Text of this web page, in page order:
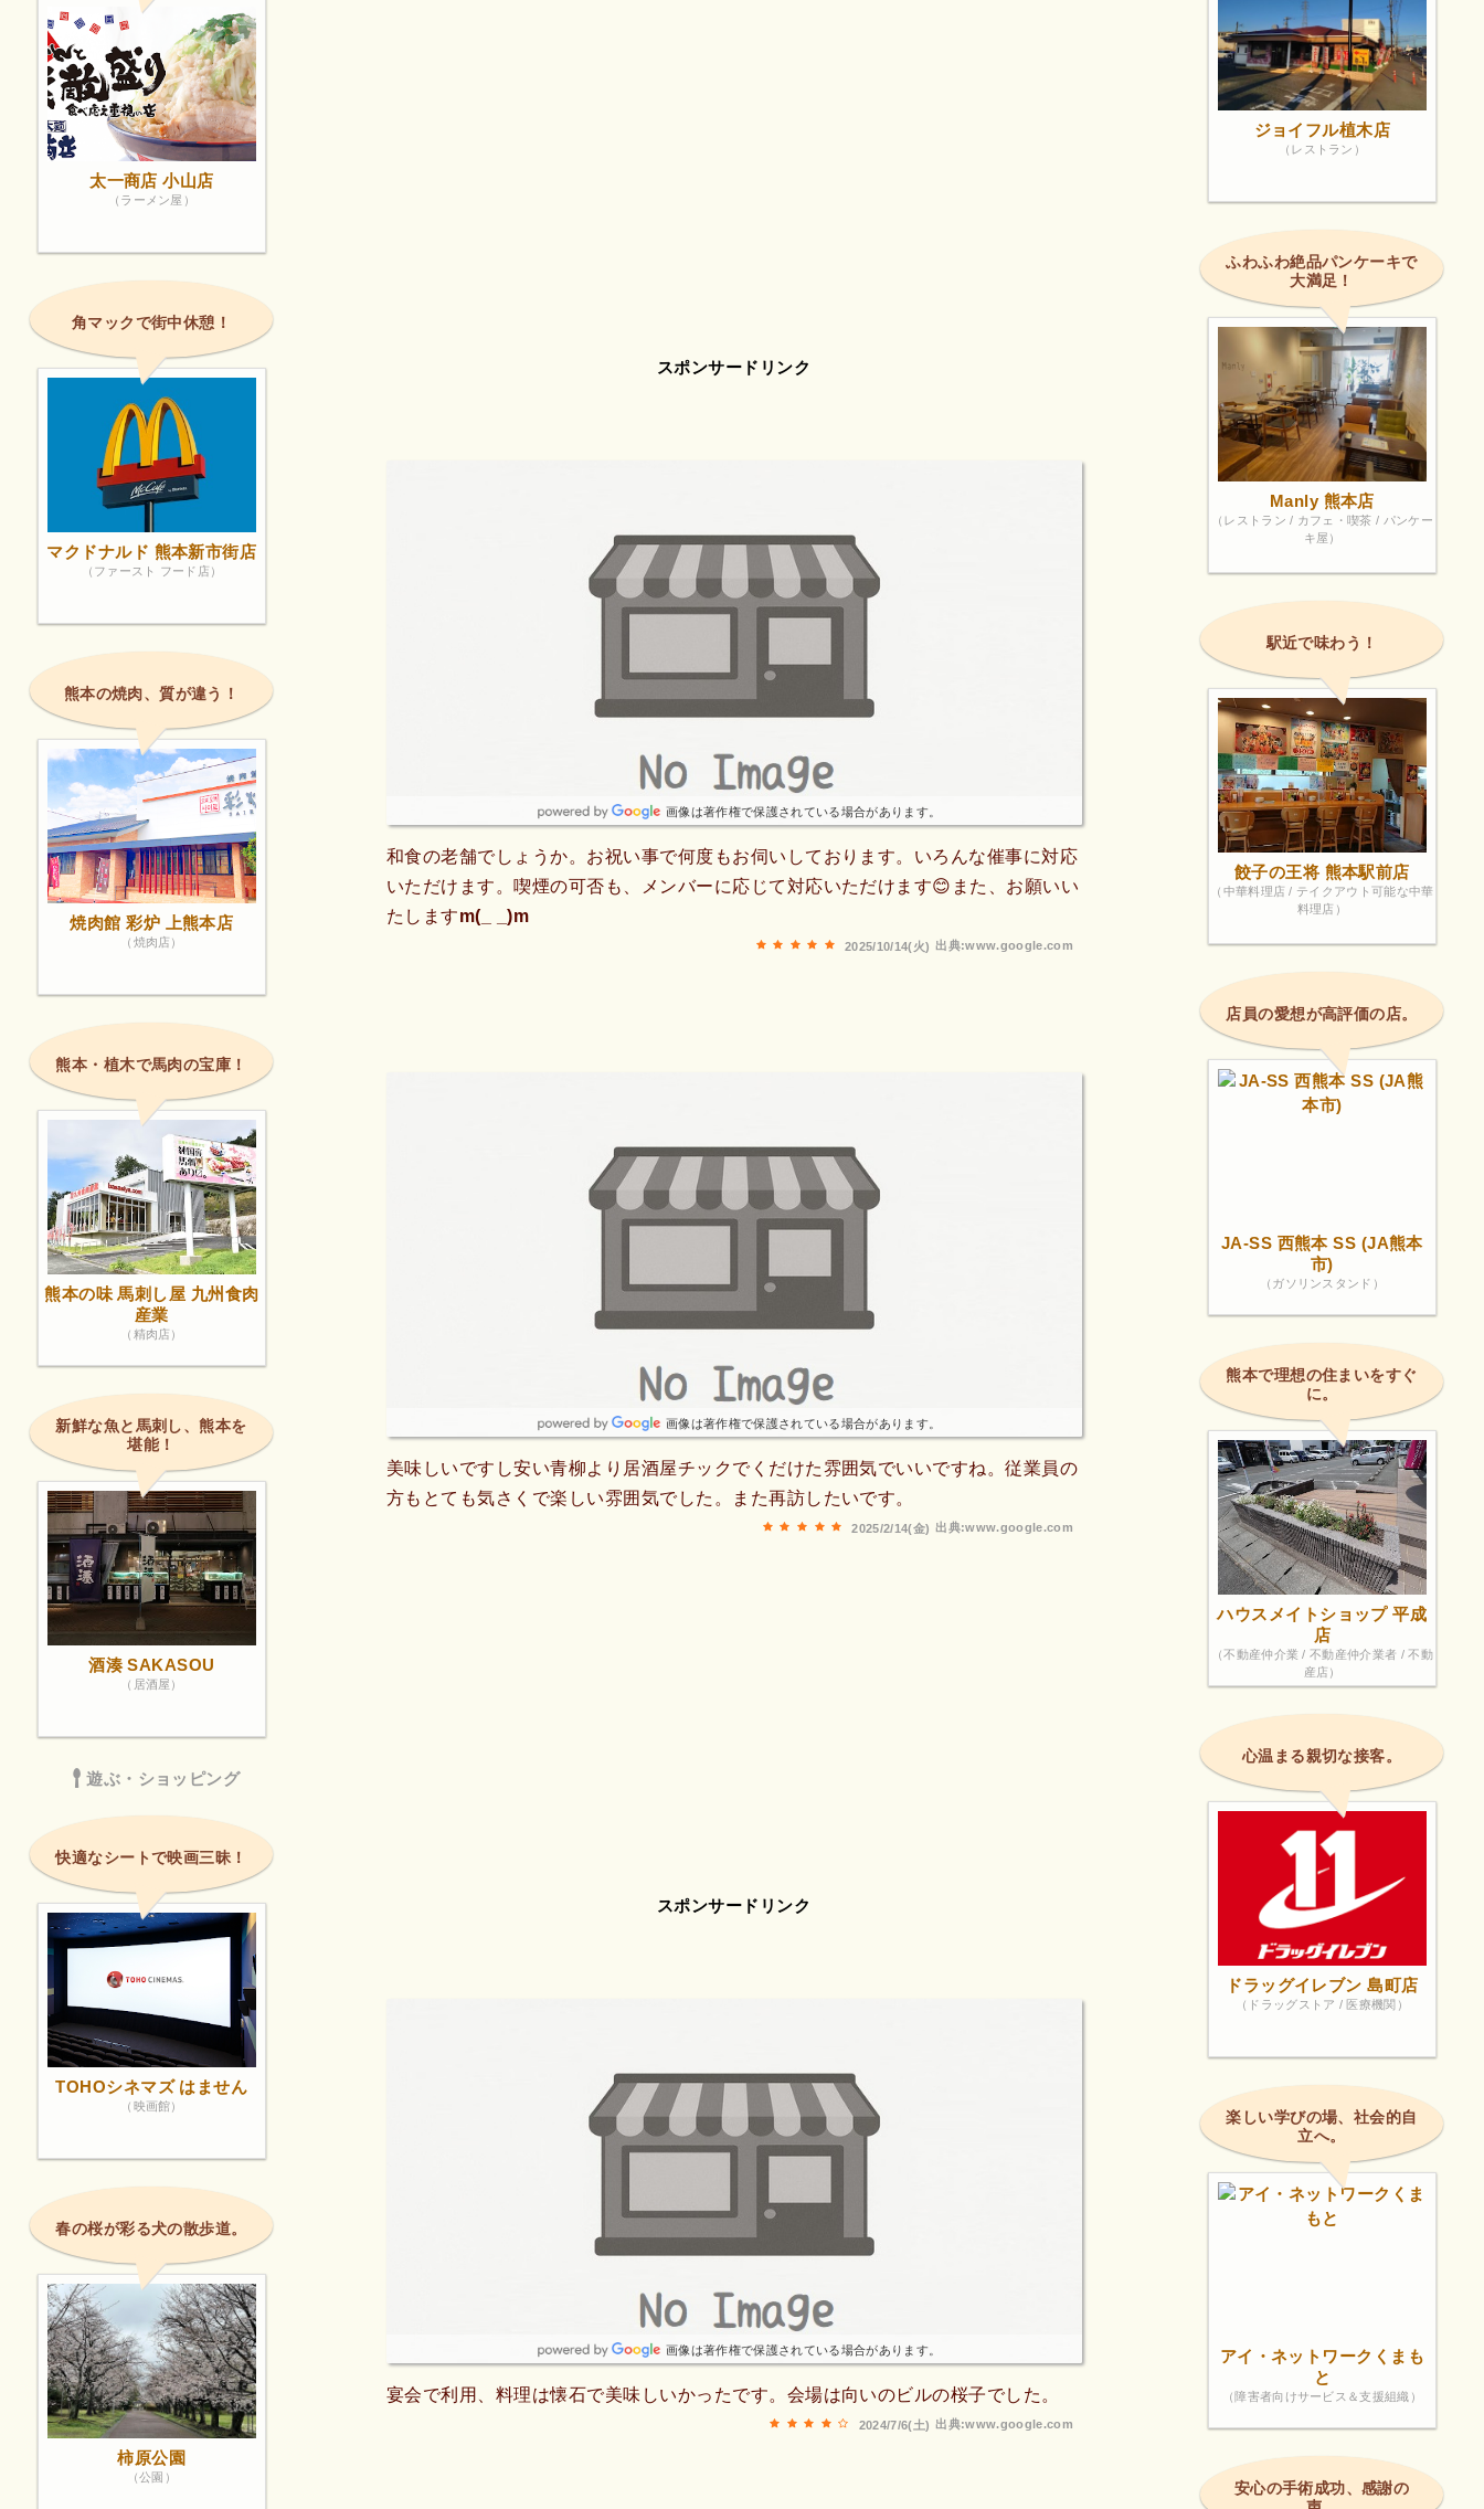
スポンサードリンク
画像は著作権で保護されている場合があります。
和食の老舗でしょうか。お祝い事で何度もお伺いしております。いろんな催事に対応
いただけます。喫煙の可否も、メンバーに応じて対応いただけます😊また、お願いい
たしますm(_ _)m
出典:www.google.com
2025/10/14(火)
画像は著作権で保護されている場合があります。
美味しいですし安い青柳より居酒屋チックでくだけた雰囲気でいいですね。従業員の
方もとても気さくで楽しい雰囲気でした。また再訪したいです。
出典:www.google.com
2025/2/14(金)
スポンサードリンク
画像は著作権で保護されている場合があります。
宴会で利用、料理は懐石で美味しいかったです。会場は向いのビルの桜子でした。
出典:www.google.com
2024/7/6(土)
太一商店 小山店
（ラーメン屋）
角マックで街中休憩！
マクドナルド 熊本新市街店
（ファースト フード店）
熊本の焼肉、質が違う！
焼肉館 彩炉 上熊本店
（焼肉店）
熊本・植木で馬肉の宝庫！
熊本の味 馬刺し屋 九州食肉
産業
（精肉店）
新鮮な魚と馬刺し、熊本を
堪能！
酒湊 SAKASOU
（居酒屋）
遊ぶ・ショッピング
快適なシートで映画三昧！
TOHOシネマズ はません
（映画館）
春の桜が彩る犬の散歩道。
柿原公園
（公園）
ジョイフル植木店
（レストラン）
ふわふわ絶品パンケーキで
大満足！
Manly 熊本店
（レストラン / カフェ・喫茶 / パンケー
キ屋）
駅近で味わう！
餃子の王将 熊本駅前店
（中華料理店 / テイクアウト可能な中華
料理店）
店員の愛想が高評価の店。
JA-SS 西熊本 SS (JA熊本
市)
（ガソリンスタンド）
熊本で理想の住まいをすぐ
に。
ハウスメイトショップ 平成
店
（不動産仲介業 / 不動産仲介業者 / 不動
産店）
心温まる親切な接客。
ドラッグイレブン 島町店
（ドラッグストア / 医療機関）
楽しい学びの場、社会的自
立へ。
アイ・ネットワークくまも
と
（障害者向けサービス＆支援組織）
安心の手術成功、感謝の